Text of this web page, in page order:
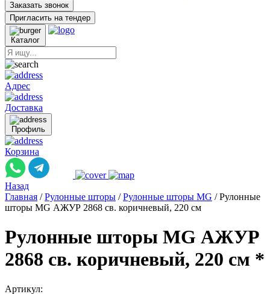
Заказать звонок
Пригласить на тендер
Каталог
Адрес
Доставка
Профиль
Корзина
Назад
Главная / Рулонные шторы / Рулонные шторы MG / Рулонные
шторы MG АЖУР 2868 св. коричневый, 220 см
Рулонные шторы MG АЖУР
2868 св. коричневый, 220 см *
Артикул: